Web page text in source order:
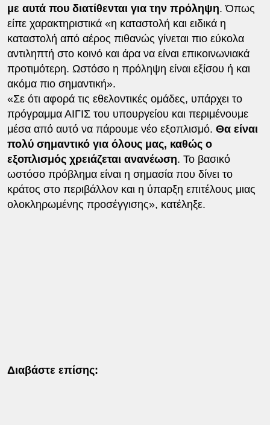
με αυτά που διατίθενται για την πρόληψη. Όπως
είπε χαρακτηριστικά «η καταστολή και ειδικά η
καταστολή από αέρος πιθανώς γίνεται πιο εύκολα
αντιληπτή στο κοινό και άρα να είναι επικοινωνιακά
προτιμότερη. Ωστόσο η πρόληψη είναι εξίσου ή και
ακόμα πιο σημαντική».
«Σε ότι αφορά τις εθελοντικές ομάδες, υπάρχει το
πρόγραμμα ΑΙΓΙΣ του υπουργείου και περιμένουμε
μέσα από αυτό να πάρουμε νέο εξοπλισμό. Θα είναι
πολύ σημαντικό για όλους μας, καθώς ο
εξοπλισμός χρειάζεται ανανέωση. Το βασικό
ωστόσο πρόβλημα είναι η σημασία που δίνει το
κράτος στο περιβάλλον και η ύπαρξη επιτέλους μιας
ολοκληρωμένης προσέγγισης», κατέληξε.
Διαβάστε επίσης: